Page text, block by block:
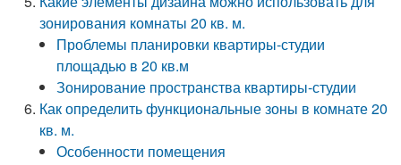
зонирования комнаты 20 кв. м.
Проблемы планировки квартиры-студии
площадью в 20 кв.м
Зонирование пространства квартиры-студии
Как определить функциональные зоны в комнате 20
кв. м.
Особенности помещения